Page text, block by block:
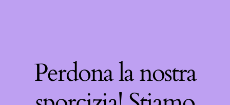
Perdona la nostra